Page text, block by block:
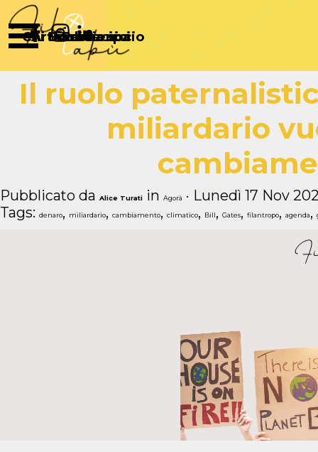
Vai ai contenuti
Salta menù
Chi Siamo
ArticoliPartecipa
Sostienici
Diventa socio
Il ruolo
miliardario
Pubblicato da Alice Turati in Agorà
· Lunedì 17 Nov
Tags: denaro, miliardario, cambiamento, climatico, Bill, Gates, filantropo, agenda,